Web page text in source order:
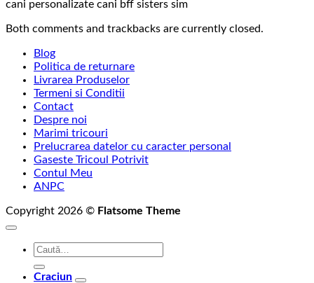
cani personalizate cani bff sisters sim
Both comments and trackbacks are currently closed.
Blog
Politica de returnare
Livrarea Produselor
Termeni si Conditii
Contact
Despre noi
Marimi tricouri
Prelucrarea datelor cu caracter personal
Gaseste Tricoul Potrivit
Contul Meu
ANPC
Copyright 2026 © Flatsome Theme
Caută
Craciun